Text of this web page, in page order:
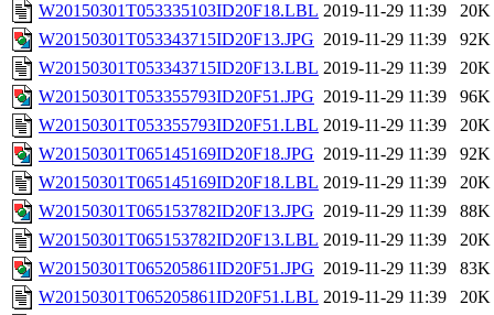
W20150301T053335103ID20F18.LBL 2019-11-29 11:39
20K
W20150301T053343715ID20F13.JPG 2019-11-29 11:39
92K
W20150301T053343715ID20F13.LBL 2019-11-29 11:39
20K
W20150301T053355793ID20F51.JPG 2019-11-29 11:39
96K
W20150301T053355793ID20F51.LBL 2019-11-29 11:39
20K
W20150301T065145169ID20F18.JPG 2019-11-29 11:39
92K
W20150301T065145169ID20F18.LBL 2019-11-29 11:39
20K
W20150301T065153782ID20F13.JPG 2019-11-29 11:39
88K
W20150301T065153782ID20F13.LBL 2019-11-29 11:39
20K
W20150301T065205861ID20F51.JPG 2019-11-29 11:39
83K
W20150301T065205861ID20F51.LBL 2019-11-29 11:39 20K